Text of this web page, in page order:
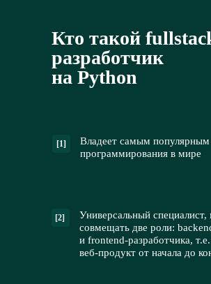
Кто такой
разработчик
на Python
[1]
Владеет самым популярным
программирования в мире
[2]
Универсальный
совмещать две роли:
и frontend-разработчика,
веб-продукт от начала до